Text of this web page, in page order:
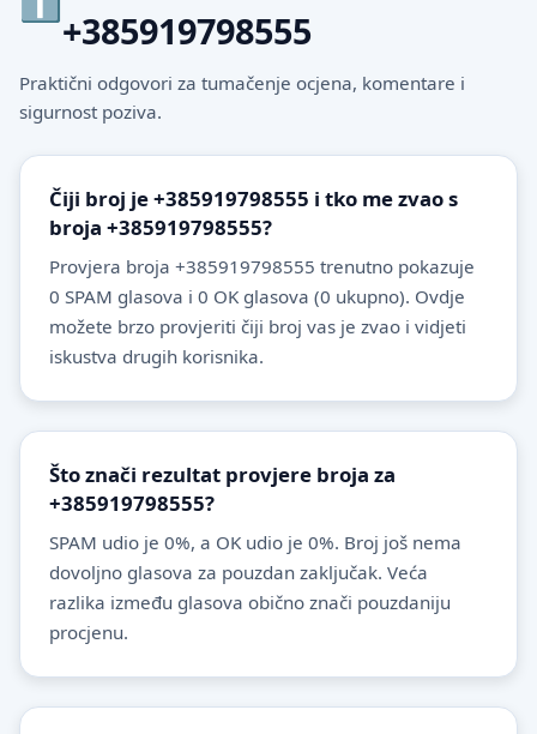
+385919798555
Praktični odgovori za tumačenje ocjena, komentare i
sigurnost poziva.
Čiji broj je +385919798555 i tko me zvao s
broja +385919798555?
Provjera broja +385919798555 trenutno pokazuje
0 SPAM glasova i 0 OK glasova (0 ukupno). Ovdje
možete brzo provjeriti čiji broj vas je zvao i vidjeti
iskustva drugih korisnika.
Što znači rezultat provjere broja za
+385919798555?
SPAM udio je 0%, a OK udio je 0%. Broj još nema
dovoljno glasova za pouzdan zaključak. Veća
razlika između glasova obično znači pouzdaniju
procjenu.